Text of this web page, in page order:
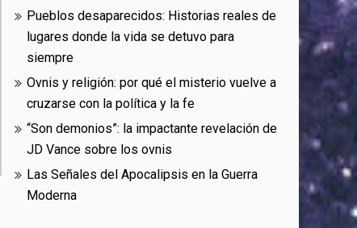
Pueblos desaparecidos: Historias reales de
lugares donde la vida se detuvo para
siempre
Ovnis y religión: por qué el misterio vuelve a
cruzarse con la política y la fe
“Son demonios”: la impactante revelación de
JD Vance sobre los ovnis
Las Señales del Apocalipsis en la Guerra
Moderna